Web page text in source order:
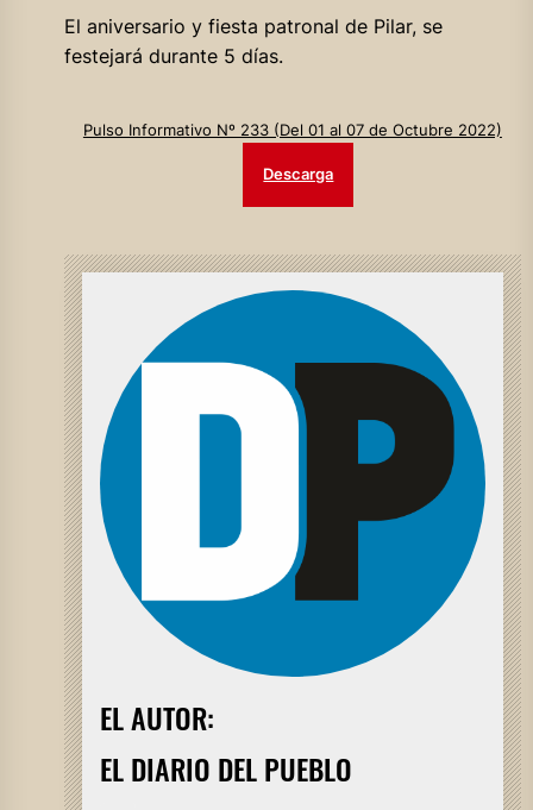
El aniversario y fiesta patronal de Pilar, se
festejará durante 5 días.
Pulso Informativo Nº 233 (Del 01 al 07 de Octubre 2022)
Descarga
EL AUTOR:
EL DIARIO DEL PUEBLO